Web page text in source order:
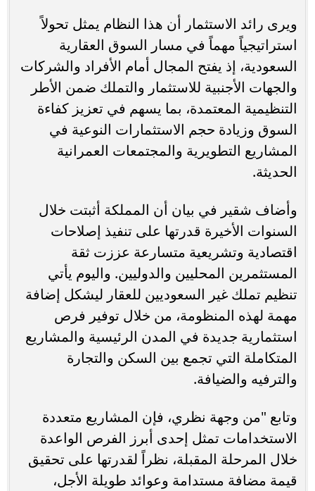
ويرى رائد الاستثمار أن هذا النظام يمثل تحولاً
استراتيجياً مهماً في مسار السوق العقارية
السعودية، إذ يفتح المجال أمام الأفراد والشركات
والجهات الأجنبية للاستثمار والتملك ضمن الأطر
التنظيمية المعتمدة، بما يسهم في تعزيز كفاءة
السوق وزيادة حجم الاستثمارات النوعية في
المشاريع التطويرية والمجتمعات العمرانية
الحديثة.
وأضاف شقير في بيان أن المملكة أثبتت خلال
السنوات الأخيرة قدرتها على تنفيذ إصلاحات
اقتصادية وتشريعية متسارعة عززت ثقة
المستثمرين المحليين والدوليين. واليوم يأتي
تنظيم تملك غير السعوديين للعقار ليشكل إضافة
مهمة لهذه المنظومة، من خلال توفير فرص
استثمارية جديدة في المدن الرئيسية والمشاريع
المتكاملة التي تجمع بين السكن والتجارة
والترفيه والضيافة.
وتابع "من وجهة نظري، فإن المشاريع متعددة
الاستخدامات تمثل إحدى أبرز الفرص الواعدة
خلال المرحلة المقبلة، نظراً لقدرتها على تحقيق
قيمة مضافة مستدامة وعوائد طويلة الأجل،